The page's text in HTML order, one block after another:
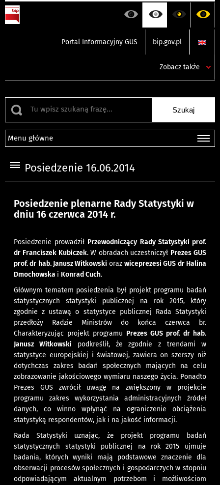
Portal Informacyjny GUS bip.gov.pl
Zobacz także
Menu główne
Posiedzenie 16.06.2014
Posiedzenie plenarne Rady Statystyki w
dniu 16 czerwca 2014 r.
Posiedzenie prowadził Przewodniczący Rady Statystyki prof.
dr Franciszek Kubiczek. W obradach uczestniczył Prezes GUS
prof. dr hab. Janusz Witkowski orazwiceprezesi GUS dr Halina
Dmochowska i Konrad Cuch.
Głównym tematem posiedzenia był projekt programu badań
statystycznych statystyki publicznej na rok 2015, który
zgodnie z ustawą o statystyce publicznej Rada Statystyki
przedłoży Radzie Ministrów do końca czerwca br.
Charakteryzując projekt programu Prezes GUS prof. dr hab.
Janusz Witkowski podkreślił, że zgodnie z trendami w
statystyce europejskiej i światowej, zawiera on szerszy niż
dotychczas zakres badań społecznych mających na celu
zobrazowanie jakościowego wymiaru naszego życia. Ponadto
Prezes GUS zwrócił uwagę na zwiększony w projekcie
programu zakres wykorzystania administracyjnych źródeł
danych, co winno wpłynąć na ograniczenie obciążenia
statystyką respondentów, jak i na jakość informacji.
Rada Statystyki uznając, że projekt programu badań
statystycznych statystyki publicznej na rok 2015 ujmuje
badania, których wyniki mają podstawowe znaczenie dla
obserwacji procesów społecznych i gospodarczych w stopniu
odpowiadającym aktualnym potrzebom i możliwościom